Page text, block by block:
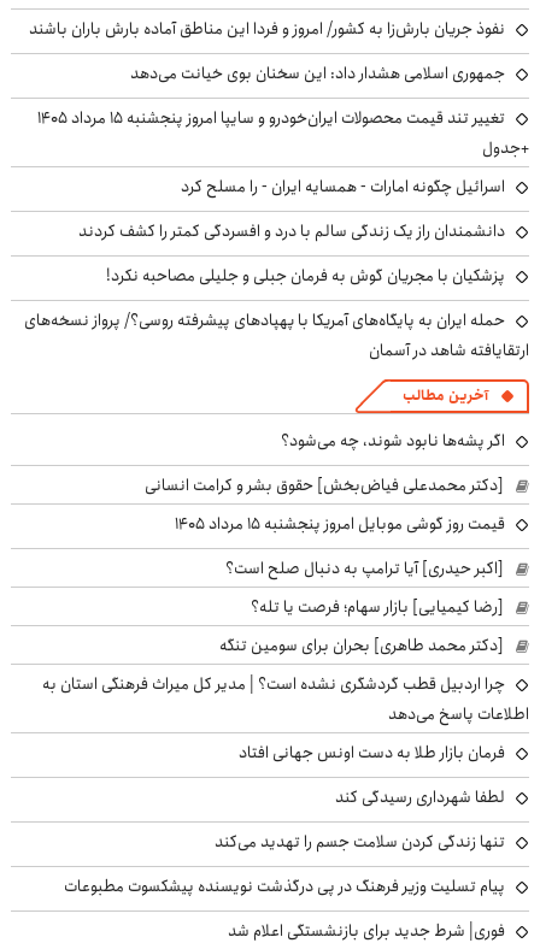
نفوذ جریان بارش‌زا به کشور/ امروز و فردا این مناطق آماده بارش باران باشند
جمهوری اسلامی هشدار داد: این سخنان بوی خیانت می‌دهد
تغییر تند قیمت محصولات ایران‌خودرو و سایپا امروز پنجشنبه ۱۵ مرداد ۱۴۰۵
+جدول
اسرائیل چگونه امارات - همسایه ایران - را مسلح کرد
دانشمندان راز یک زندگی سالم با درد و افسردگی کمتر را کشف کردند
پزشکیان با مجریان گوش به فرمان جبلی و جلیلی مصاحبه نکرد!
حمله ایران به پایگاه‌های آمریکا با پهپادهای پیشرفته روسی؟/ پرواز نسخه‌های
ارتقایافته شاهد در آسمان
آخرین مطالب
اگر پشه‌ها نابود شوند، چه می‌شود؟
[دکتر محمدعلی فیاض‌بخش] حقوق بشر و کرامت انسانی
قیمت روز گوشی موبایل امروز پنجشنبه ۱۵ مرداد ۱۴۰۵
[اکبر حیدری] آیا ترامپ به دنبال صلح است؟
[رضا کیمیایی] بازار سهام؛ فرصت یا تله؟
[دکتر محمد طاهری] بحران برای سومین تنگه
چرا اردبیل قطب گردشگری نشده است؟ | مدیر کل میراث فرهنگی استان به
اطلاعات پاسخ می‌دهد
فرمان بازار طلا به دست اونس جهانی افتاد
لطفا شهرداری رسیدگی کند
تنها زندگی کردن سلامت جسم را تهدید می‌کند
پیام تسلیت وزیر فرهنگ در پی درگذشت نویسنده پیشکسوت مطبوعات
فوری| شرط جدید برای بازنشستگی اعلام شد